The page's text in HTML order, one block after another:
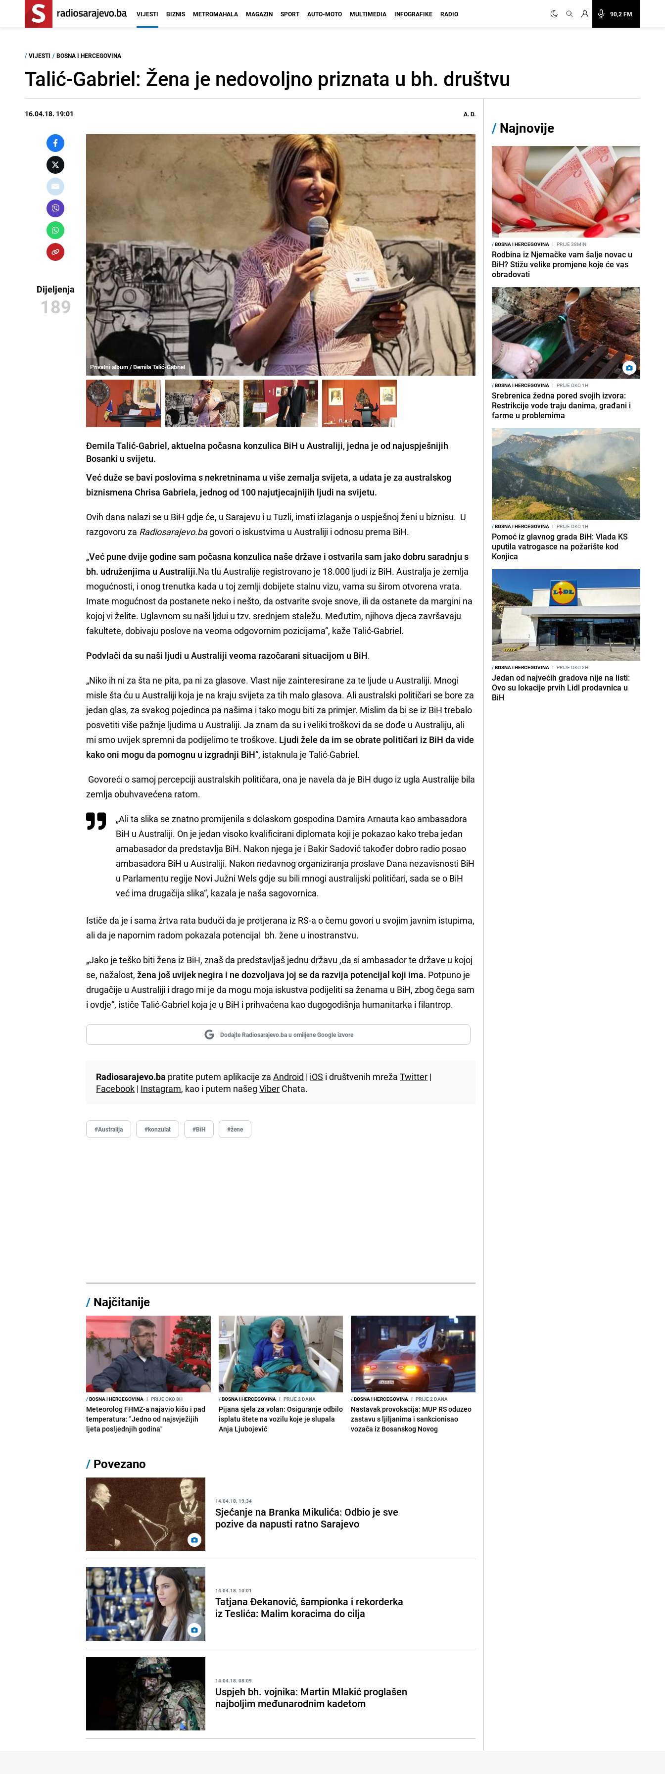
90,2 FM
VIJESTI BIZNIS METROMAHALA MAGAZIN SPORT AUTO-MOTO MULTIMEDIA INFOGRAFIKE RADIO
/ VIJESTI / BOSNA I HERCEGOVINA
Talić-Gabriel: Žena je nedovoljno priznata u bh. društvu
16.04.18. 19:01 A. D.
Dijeljenja
189
Privatni album / Đemila Talić-Gabriel
Đemila Talić-Gabriel, aktuelna počasna konzulica BiH u Australiji, jedna je od najuspješnijih
Bosanki u svijetu.
Već duže se bavi poslovima s nekretninama u više zemalja svijeta, a udata je za australskog
biznismena Chrisa Gabriela, jednog od 100 najutjecajnijih ljudi na svijetu.
Ovih dana nalazi se u BiH gdje će, u Sarajevu i u Tuzli, imati izlaganja o uspješnoj ženi u biznisu. U
razgovoru za Radiosarajevo.bagovori o iskustvima u Australiji i odnosu prema BiH.
„Već pune dvije godine sam počasna konzulica naše države i ostvarila sam jako dobru saradnju s
bh. udruženjima u Australiji.Na tlu Australije registrovano je 18.000 ljudi iz BiH. Australja je zemlja
mogućnosti, i onog trenutka kada u toj zemlji dobijete stalnu vizu, vama su širom otvorena vrata.
Imate mogućnost da postanete neko i nešto, da ostvarite svoje snove, ili da ostanete da margini na
kojoj vi želite. Uglavnom su naši ljdui u tzv. srednjem staležu. Međutim, njihova djeca završavaju
fakultete, dobivaju poslove na veoma odgovornim pozicijama“, kaže Talić-Gabriel.
Podvlači da su naši ljudi u Australiji veoma razočarani situacijom u BiH.
„Niko ih ni za šta ne pita, pa ni za glasove. Vlast nije zainteresirane za te ljude u Australiji. Mnogi
misle šta ću u Australiji koja je na kraju svijeta za tih malo glasova. Ali australski političari se bore za
jedan glas, za svakog pojedinca pa našima i tako mogu biti za primjer. Mislim da bi se iz BiH trebalo
posvetiti više pažnje ljudima u Australiji. Ja znam da su i veliki troškovi da se dođe u Australiju, ali
mi smo uvijek spremni da podijelimo te troškove. Ljudi žele da im se obrate političari iz BiH da vide
kako oni mogu da pomognu u izgradnji BiH“, istaknula je Talić-Gabriel.
Govoreći o samoj percepciji australskih političara, ona je navela da je BiH dugo iz ugla Australije bila
zemlja obuhvavećena ratom.
„Ali ta slika se znatno promijenila s dolaskom gospodina Damira Arnauta kao ambasadora
BiH u Australiji. On je jedan visoko kvalificirani diplomata koji je pokazao kako treba jedan
amabasador da predstavlja BiH. Nakon njega je i Bakir Sadović također dobro radio posao
ambasadora BiH u Australiji. Nakon nedavnog organiziranja proslave Dana nezavisnosti BiH
u Parlamentu regije Novi Južni Wels gdje su bili mnogi australijski političari, sada se o BiH
već ima drugačija slika“, kazala je naša sagovornica.
Ističe da je i sama žrtva rata budući da je protjerana iz RS-a o čemu govori u svojim javnim istupima,
ali da je napornim radom pokazala potencijal bh. žene u inostranstvu.
„Jako je teško biti žena iz BiH, znaš da predstavljaš jednu državu ,da si ambasador te države u kojoj
se, nažalost,žena još uvijek negira i ne dozvoljava joj se da razvija potencijal koji ima. Potpuno je
drugačije u Australiji i drago mi je da mogu moja iskustva podijeliti sa ženama u BiH, zbog čega sam
i ovdje“, ističe Talić-Gabriel koja je u BiH i prihvaćena kao dugogodišnja humanitarka i filantrop.
Dodajte Radiosarajevo.ba u omiljene Google izvore
Radiosarajevo.ba pratite putem aplikacije zaAndroid | iOS i društvenih mrežaTwitter |
Facebook | Instagram, kao i putem našegViber Chata.
#Australija #konzulat #BiH #žene
/ Najčitanije
/BOSNA I HERCEGOVINA I PRIJE OKO 8H
Meteorolog FHMZ-a najavio kišu i pad
temperatura: "Jedno od najsvježijih
ljeta posljednjih godina"
/BOSNA I HERCEGOVINA I PRIJE 2 DANA
Pijana sjela za volan: Osiguranje odbilo
isplatu štete na vozilu koje je slupala
Anja Ljubojević
/BOSNA I HERCEGOVINA I PRIJE 2 DANA
Nastavak provokacija: MUP RS oduzeo
zastavu s ljiljanima i sankcionisao
vozača iz Bosanskog Novog
/ Povezano
14.04.18. 19:34
Sjećanje na Branka Mikulića: Odbio je sve
pozive da napusti ratno Sarajevo
14.04.18. 10:01
Tatjana Đekanović, šampionka i rekorderka
iz Teslića: Malim koracima do cilja
14.04.18. 08:09
Uspjeh bh. vojnika: Martin Mlakić proglašen
najboljim međunarodnim kadetom
/ Najnovije
/BOSNA I HERCEGOVINA I PRIJE 38MIN
Rodbina iz Njemačke vam šalje novac u
BiH? Stižu velike promjene koje će vas
obradovati
/BOSNA I HERCEGOVINA I PRIJE OKO 1H
Srebrenica žedna pored svojih izvora:
Restrikcije vode traju danima, građani i
farme u problemima
/BOSNA I HERCEGOVINA I PRIJE OKO 1H
Pomoć iz glavnog grada BiH: Vlada KS
uputila vatrogasce na požarište kod
Konjica
/BOSNA I HERCEGOVINA I PRIJE OKO 2H
Jedan od najvećih gradova nije na listi:
Ovo su lokacije prvih Lidl prodavnica u
BiH